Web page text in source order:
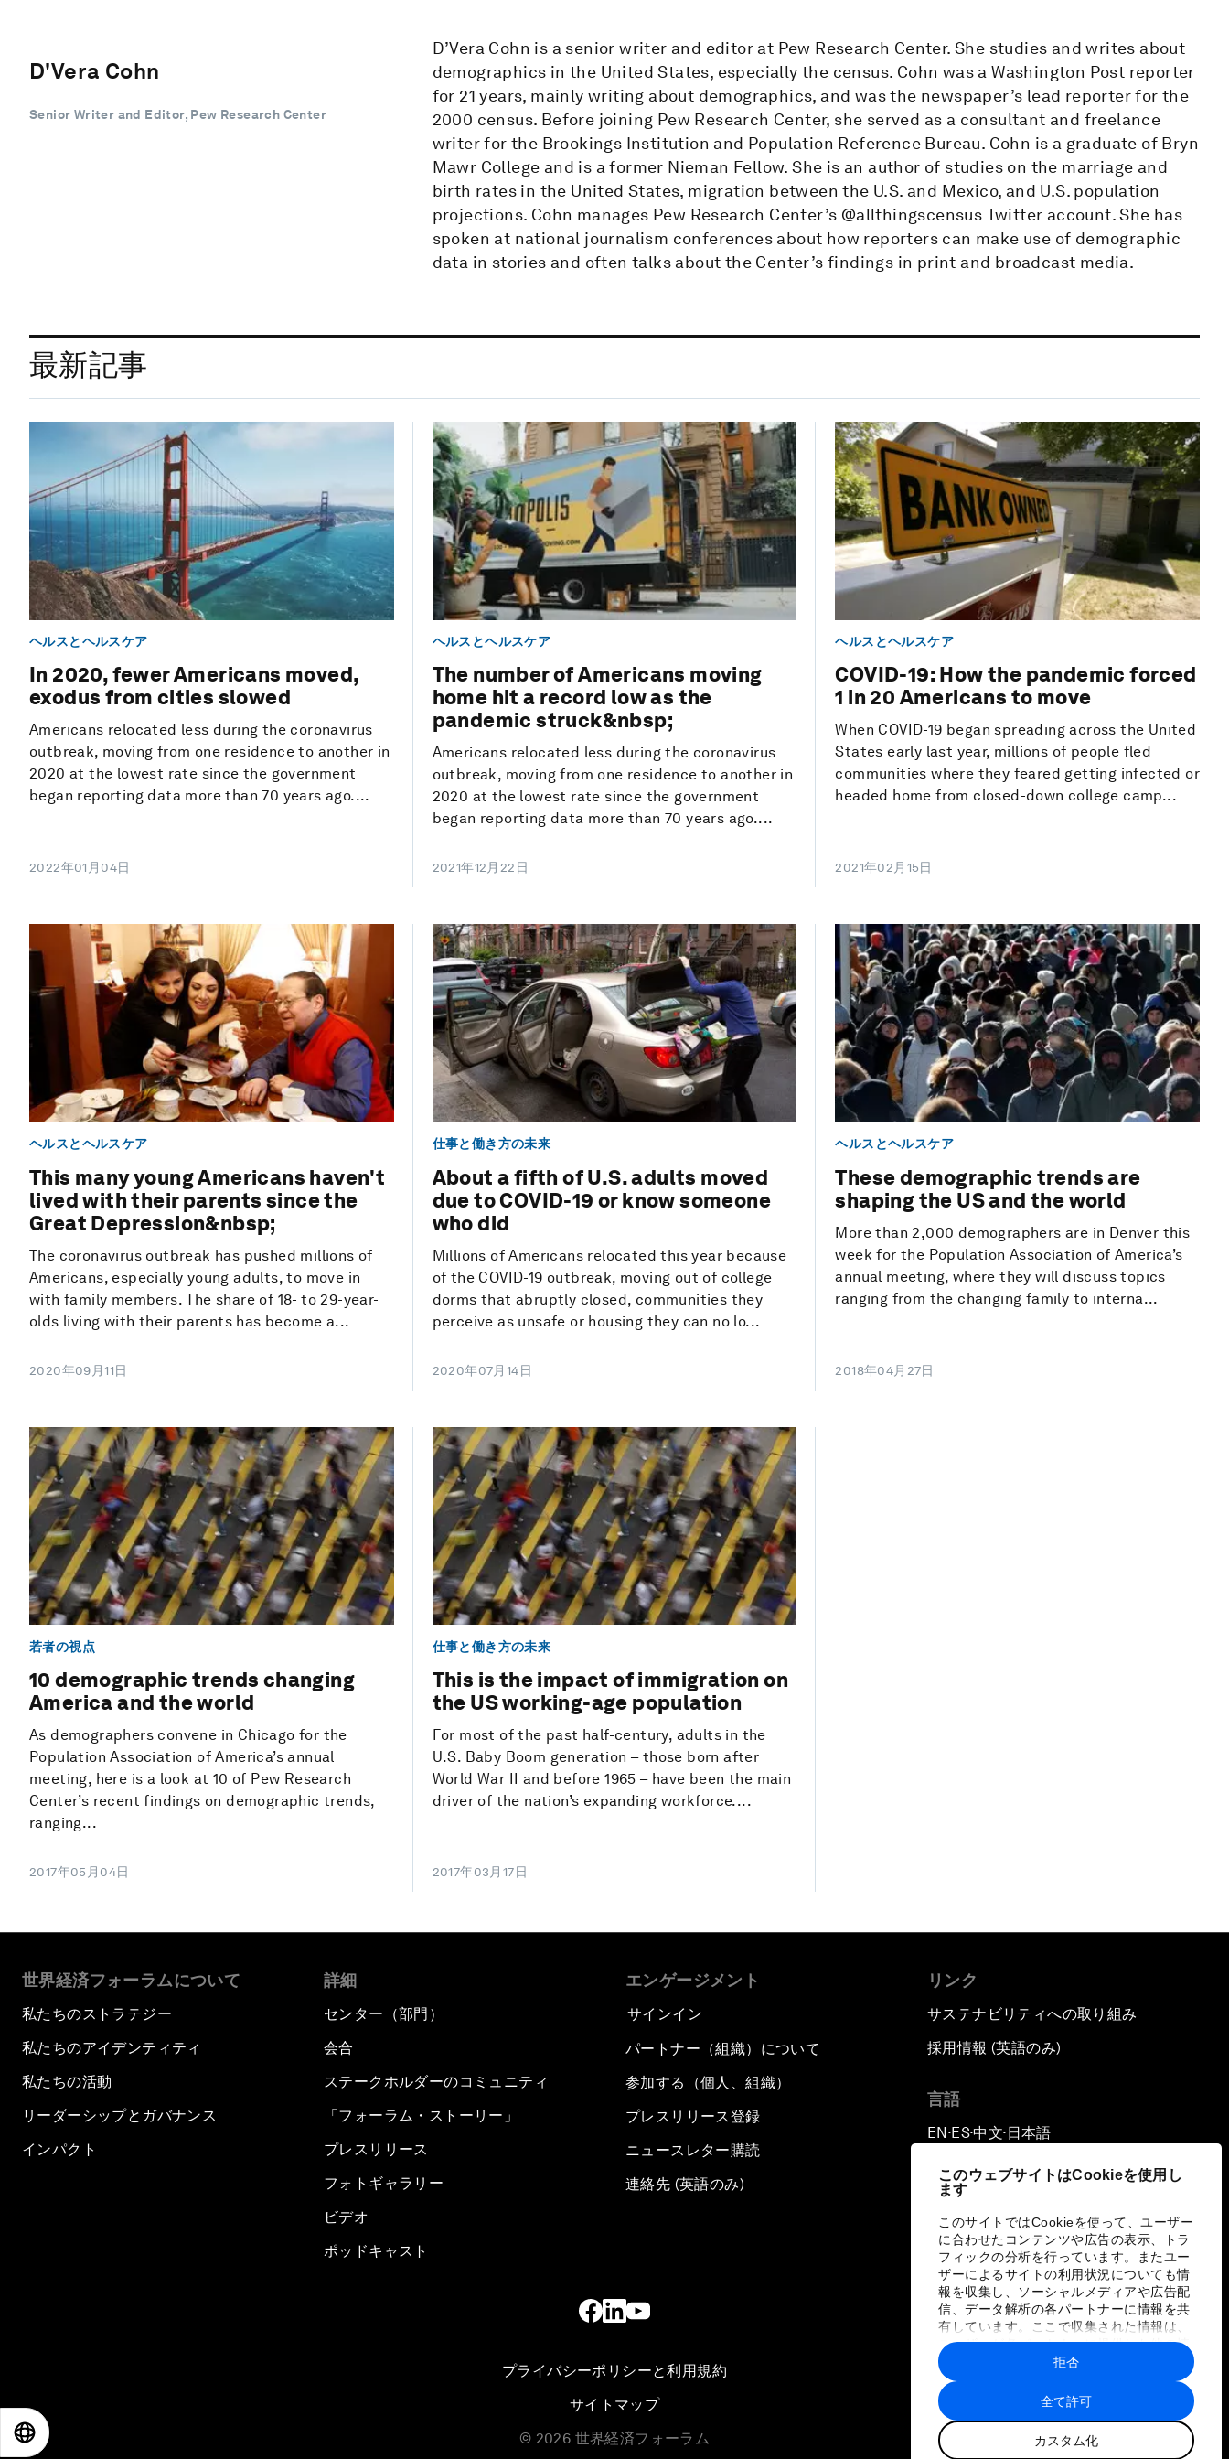
このウェブサイトはCookieを使用し
ます
このサイトではCookieを使って、ユーザー
に合わせたコンテンツや広告の表示、トラ
フィックの分析を行っています。またユー
ザーによるサイトの利用状況についても情
報を収集し、ソーシャルメディアや広告配
信、データ解析の各パートナーに情報を共
有しています。ここで収集された情報は、
ユーザーが各パートナーに提供した他の情
報や各パートナーのサービスを使用した際
に収集された情報と組み合わされ、各パー
トナーによって使用されることがありま
す。
全て許可
カスタム化
拒否
D'Vera Cohn
Senior Writer and Editor, Pew Research Center
D’Vera Cohn is a senior writer and editor at Pew Research Center. She studies and writes about
demographics in the United States, especially the census. Cohn was a Washington Post reporter
for 21 years, mainly writing about demographics, and was the newspaper’s lead reporter for the
2000 census. Before joining Pew Research Center, she served as a consultant and freelance
writer for the Brookings Institution and Population Reference Bureau. Cohn is a graduate of Bryn
Mawr College and is a former Nieman Fellow. She is an author of studies on the marriage and
birth rates in the United States, migration between the U.S. and Mexico, and U.S. population
projections. Cohn manages Pew Research Center’s @allthingscensus Twitter account. She has
spoken at national journalism conferences about how reporters can make use of demographic
data in stories and often talks about the Center’s findings in print and broadcast media.
最新記事
ヘルスとヘルスケア
In 2020, fewer Americans moved,
exodus from cities slowed
Americans relocated less during the coronavirus
outbreak, moving from one residence to another in
2020 at the lowest rate since the government
began reporting data more than 70 years ago....
2022年01月04日
ヘルスとヘルスケア
The number of Americans moving
home hit a record low as the
pandemic struck&nbsp;
Americans relocated less during the coronavirus
outbreak, moving from one residence to another in
2020 at the lowest rate since the government
began reporting data more than 70 years ago....
2021年12月22日
ヘルスとヘルスケア
COVID-19: How the pandemic forced
1 in 20 Americans to move
When COVID-19 began spreading across the United
States early last year, millions of people fled
communities where they feared getting infected or
headed home from closed-down college camp...
2021年02月15日
ヘルスとヘルスケア
This many young Americans haven't
lived with their parents since the
Great Depression&nbsp;
The coronavirus outbreak has pushed millions of
Americans, especially young adults, to move in
with family members. The share of 18- to 29-year-
olds living with their parents has become a...
2020年09月11日
仕事と働き方の未来
About a fifth of U.S. adults moved
due to COVID-19 or know someone
who did
Millions of Americans relocated this year because
of the COVID-19 outbreak, moving out of college
dorms that abruptly closed, communities they
perceive as unsafe or housing they can no lo...
2020年07月14日
ヘルスとヘルスケア
These demographic trends are
shaping the US and the world
More than 2,000 demographers are in Denver this
week for the Population Association of America’s
annual meeting, where they will discuss topics
ranging from the changing family to interna...
2018年04月27日
若者の視点
10 demographic trends changing
America and the world
As demographers convene in Chicago for the
Population Association of America’s annual
meeting, here is a look at 10 of Pew Research
Center’s recent findings on demographic trends,
ranging...
2017年05月04日
仕事と働き方の未来
This is the impact of immigration on
the US working-age population
For most of the past half-century, adults in the
U.S. Baby Boom generation – those born after
World War II and before 1965 – have been the main
driver of the nation’s expanding workforce....
2017年03月17日
世界経済フォーラムについて
私たちのストラテジー
私たちのアイデンティティ
私たちの活動
リーダーシップとガバナンス
インパクト
詳細
センター（部門）
会合
ステークホルダーのコミュニティ
「フォーラム・ストーリー」
プレスリリース
フォトギャラリー
ビデオ
ポッドキャスト
エンゲージメント
サインイン
パートナー（組織）について
参加する（個人、組織）
プレスリリース登録
ニュースレター購読
連絡先 (英語のみ)
リンク
サステナビリティへの取り組み
採用情報 (英語のみ)
言語
EN ▪ES▪中文▪ 日本語
プライバシーポリシーと利用規約
サイトマップ
© 2026 世界経済フォーラム